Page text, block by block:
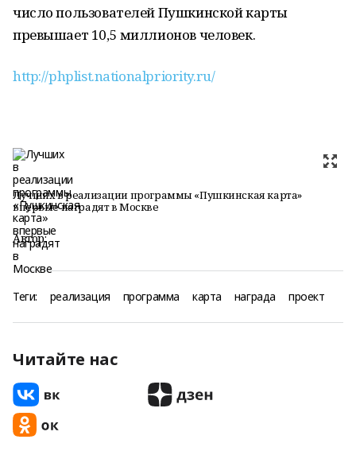
число пользователей Пушкинской карты
превышает 10,5 миллионов человек.
http://phplist.nationalpriority.ru/
Лучших в реализации программы «Пушкинская карта»
впервые наградят в Москве
Автор:
Теги: реализация программа карта награда проект
Читайте нас